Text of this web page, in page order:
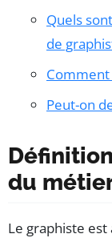
Quels
de
Comment
Peut-on
du
Le graphiste